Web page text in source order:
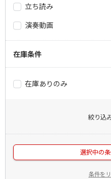
立ち読み
演奏動画
在庫条件
在庫ありのみ
絞り込
選択中の
条件を